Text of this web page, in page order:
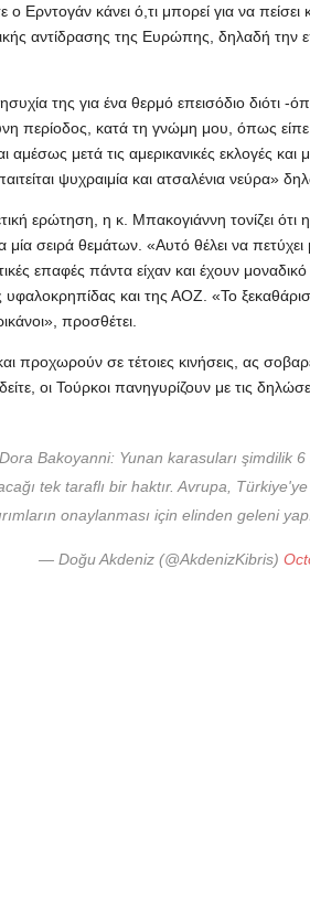
ο Ερντογάν κάνει ό,τι μπορεί για να
αντίδρασης της Ευρώπης, δηλαδή
της για ένα θερμό επεισόδιο διότι -
περίοδος, κατά τη γνώμη μου, όπως
αμέσως μετά τις αμερικανικές εκλογές και
ψυχραιμία και ατσαλένια νεύρα»
ερώτηση, η κ. Μπακογιάννη τονίζει ότι
σειρά θεμάτων. «Αυτό θέλει να
επαφές πάντα είχαν και έχουν
υφαλοκρηπίδας και της ΑΟΖ. «Το
προσθέτει.
προχωρούν σε τέτοιες κινήσεις, ας
οι Τούρκοι πανηγυρίζουν με τις
Bakoyanni: Yunan karasuları şimdilik
tek taraflı bir haktır. Avrupa,
onaylanması için elinden geleni
— Doğu Akdeniz (@AkdenizKibris)